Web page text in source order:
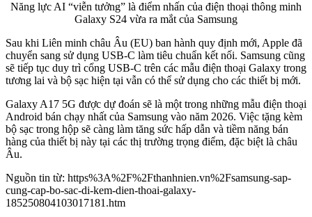
Năng lực AI “viễn tưởng” là điểm nhấn của điện thoại thông minh
Galaxy S24 vừa ra mắt của Samsung
Sau khi Liên minh châu Âu (EU) ban hành quy định mới, Apple đã
chuyển sang sử dụng USB-C làm tiêu chuẩn kết nối. Samsung cũng
sẽ tiếp tục duy trì cổng USB-C trên các mẫu điện thoại Galaxy trong
tương lai và bộ sạc hiện tại vẫn có thể sử dụng cho các thiết bị mới.
Galaxy A17 5G được dự đoán sẽ là một trong những mẫu điện thoại
Android bán chạy nhất của Samsung vào năm 2026. Việc tặng kèm
bộ sạc trong hộp sẽ càng làm tăng sức hấp dẫn và tiềm năng bán
hàng của thiết bị này tại các thị trường trọng điểm, đặc biệt là châu
Âu.
Nguồn tin từ: https%3A%2F%2Fthanhnien.vn%2Fsamsung-sap-
cung-cap-bo-sac-di-kem-dien-thoai-galaxy-
185250804103017181.htm